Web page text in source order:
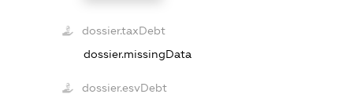
dossier.taxDebt
dossier.missingData
dossier.esvDebt